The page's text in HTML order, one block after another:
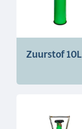
Zuurstof 10L